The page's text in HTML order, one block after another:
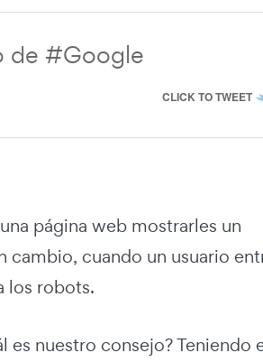
de #Google
CLICK TO TWEET
página web mostrarles un
cuando un usuario
los robots.
es nuestro consejo? Teniendo